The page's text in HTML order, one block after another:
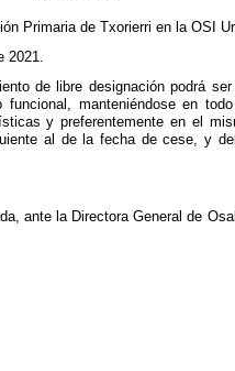
Primaria de Txorierri en la OSI
de libre designación podrá
manteniéndose en
y preferentemente en el
al de la fecha de cese, y
ante la Directora General de